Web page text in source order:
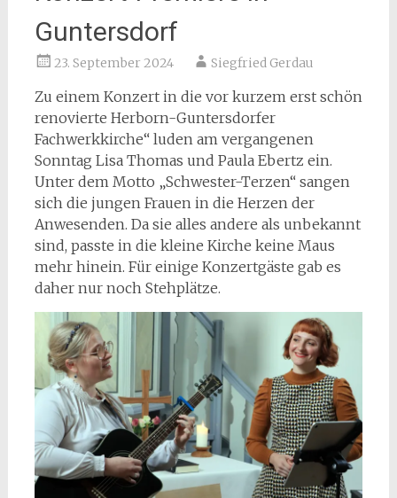
Guntersdorf
23. September 2024 Siegfried Gerdau
Zu einem Konzert in die vor kurzem erst schön
renovierte Herborn-Guntersdorfer
Fachwerkkirche“ luden am vergangenen
Sonntag Lisa Thomas und Paula Ebertz ein.
Unter dem Motto „Schwester-Terzen“ sangen
sich die jungen Frauen in die Herzen der
Anwesenden. Da sie alles andere als unbekannt
sind, passte in die kleine Kirche keine Maus
mehr hinein. Für einige Konzertgäste gab es
daher nur noch Stehplätze.